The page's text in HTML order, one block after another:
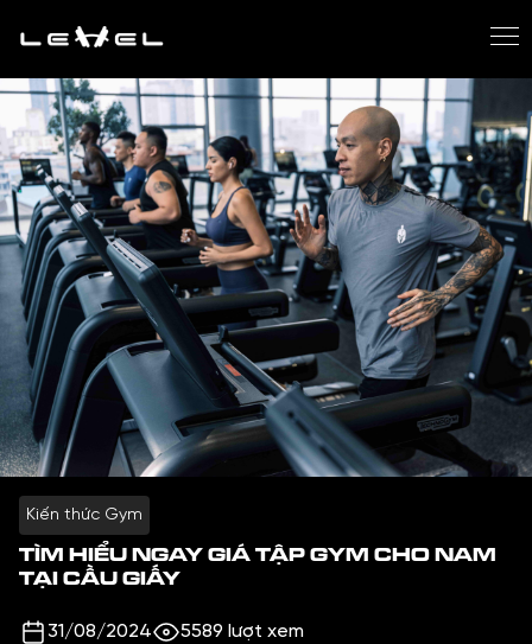
Kiến thức Gym
TÌM HIỂU NGAY GIÁ TẬP GYM CHO NAM
TẠI CẦU GIẤY
31/08/2024 5589 lượt xem